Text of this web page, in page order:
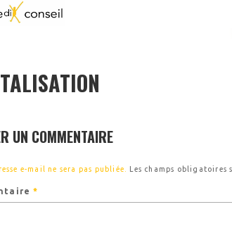
UN COMMENTAIRE
e-mail ne sera pas publiée. Les champs obligatoires
*